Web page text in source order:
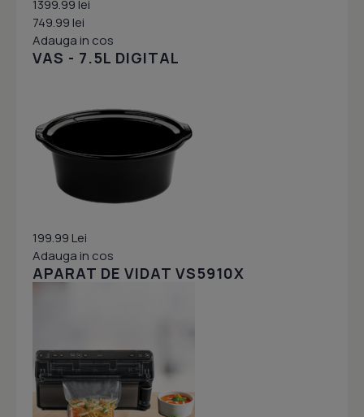
1399.99 lei
749.99 lei
Adauga in cos
VAS - 7.5L DIGITAL
199.99 Lei
Adauga in cos
APARAT DE VIDAT VS5910X